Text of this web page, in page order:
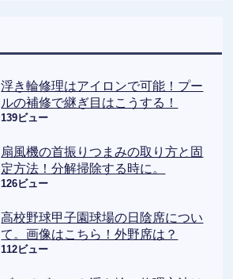
浮き輪修理はアイロンで可能！プー
ルの補修で継ぎ目はこうする！
139ビュー
扇風機の首振りつまみの取り方と固
定方法！分解掃除する時に。
126ビュー
高校野球甲子園球場の日陰席につい
て。画像はこちら！外野席は？
112ビュー